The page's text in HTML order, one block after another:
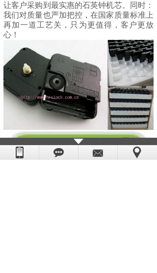
让客户采购到最实惠的石英钟机芯。同时：
我们对质量也严加把控，在国家质量标准上
再加一道工艺关，只为更值得，客户更放
心！